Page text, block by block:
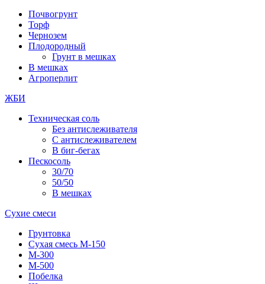
Почвогрунт
Торф
Чернозем
Плодородный
Грунт в мешках
В мешках
Агроперлит
ЖБИ
Техническая соль
Без антислеживателя
С антислеживателем
В биг-бегах
Пескосоль
30/70
50/50
В мешках
Сухие смеси
Грунтовка
Сухая смесь М-150
М-300
М-500
Побелка